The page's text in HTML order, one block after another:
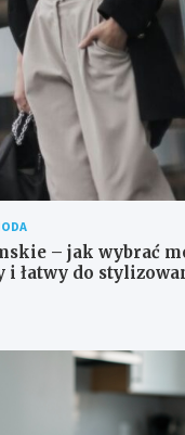
– jak wybrać
i łatwy do